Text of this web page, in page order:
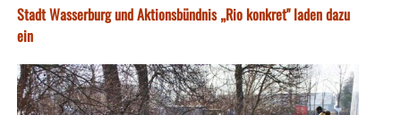
Stadt Wasserburg und Aktionsbündnis „Rio konkret" laden dazu
ein